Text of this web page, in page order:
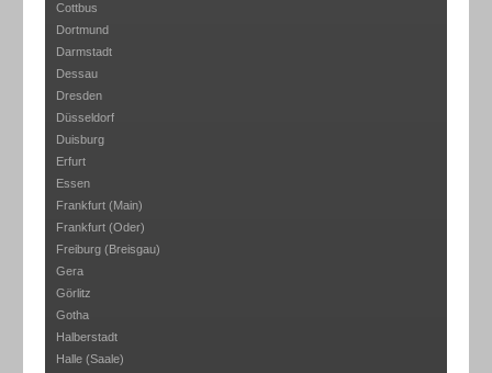
Cottbus
Dortmund
Darmstadt
Dessau
Dresden
Düsseldorf
Duisburg
Erfurt
Essen
Frankfurt (Main)
Frankfurt (Oder)
Freiburg (Breisgau)
Gera
Görlitz
Gotha
Halberstadt
Halle (Saale)